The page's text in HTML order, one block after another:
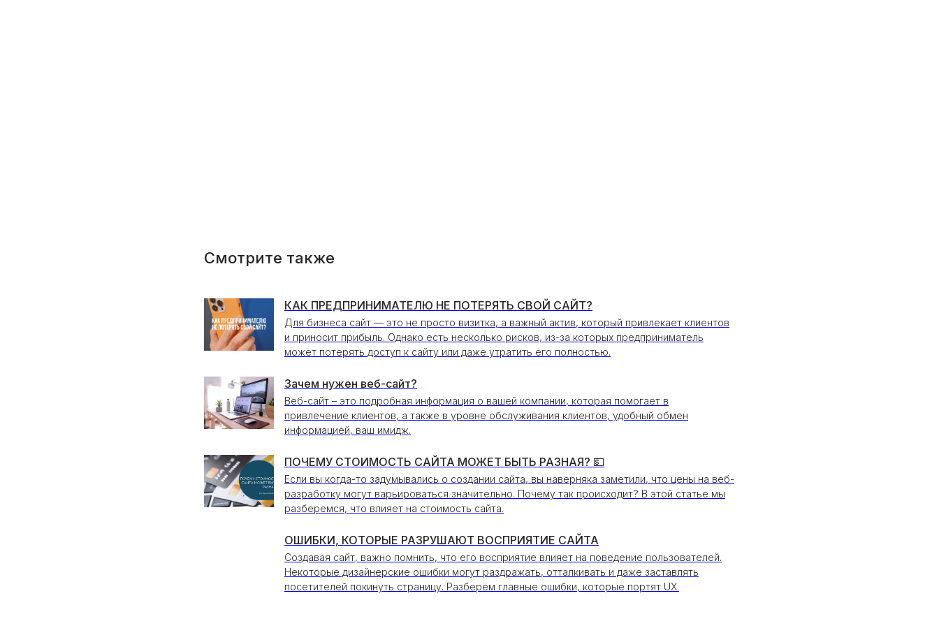
Смотрите также
КАК ПРЕДПРИНИМАТЕЛЮ НЕ ПОТЕРЯТЬ СВОЙ САЙТ?
Для бизнеса сайт — это не просто визитка, а важный актив, который привлекает клиентов
и приносит прибыль. Однако есть несколько рисков, из-за которых предприниматель
может потерять доступ к сайту или даже утратить его полностью.
Зачем нужен веб-сайт?
Веб-сайт – это подробная информация о вашей компании, которая помогает в
привлечение клиентов, а также в уровне обслуживания клиентов, удобный обмен
информацией, ваш имидж.
ПОЧЕМУ СТОИМОСТЬ САЙТА МОЖЕТ БЫТЬ РАЗНАЯ? 💵
Если вы когда-то задумывались о создании сайта, вы наверняка заметили, что цены на веб-
разработку могут варьироваться значительно. Почему так происходит? В этой статье мы
разберемся, что влияет на стоимость сайта.
ОШИБКИ, КОТОРЫЕ РАЗРУШАЮТ ВОСПРИЯТИЕ САЙТА
Создавая сайт, важно помнить, что его восприятие влияет на поведение пользователей.
Некоторые дизайнерские ошибки могут раздражать, отталкивать и даже заставлять
посетителей покинуть страницу. Разберём главные ошибки, которые портят UX.